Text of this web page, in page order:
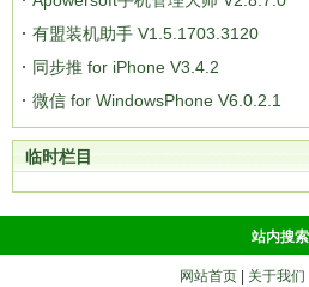
有盟装机助手 V1.5.1703.3120
同步推 for iPhone V3.4.2
微信 for WindowsPhone V6.0.2.1
临时栏目
站内搜索
网站首页 关于我们